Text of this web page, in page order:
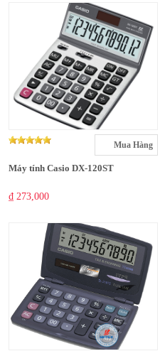
Mua Hàng
Máy tính Casio DX-120ST
₫ 273,000